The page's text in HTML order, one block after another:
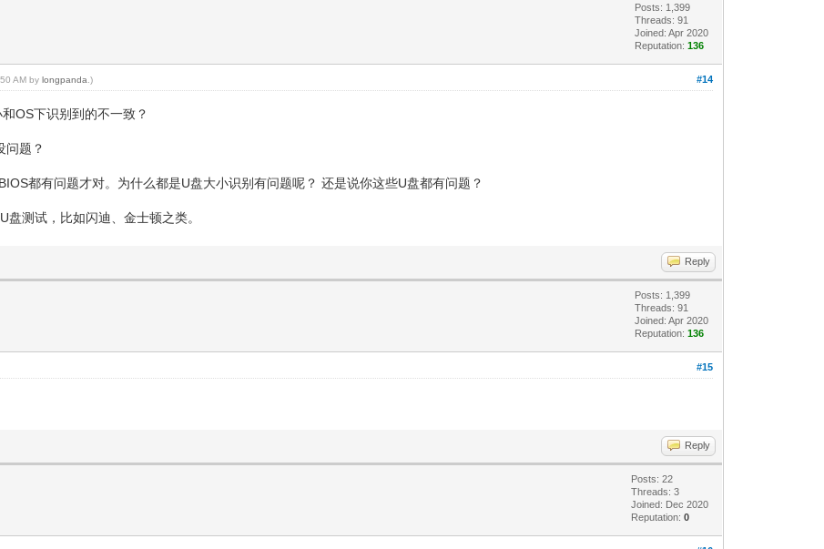
Posts: 1,399
Threads: 91
Joined: Apr 2020
Reputation:136
#14
AM bylongpanda .)
OS下识别到的不一致？
问题？
都有问题才对。为什么都是U盘大小识别有问题呢？ 还是说你这些U盘都有问题？
测试，比如闪迪、金士顿之类。
Reply
Posts: 1,399
Threads: 91
Joined: Apr 2020
Reputation:136
#15
Reply
Posts: 22
Threads: 3
Joined: Dec 2020
Reputation:0